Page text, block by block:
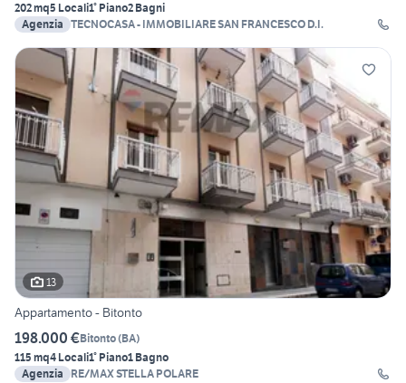
202 mq5 Locali1° Piano2 Bagni
Agenzia TECNOCASA - IMMOBILIARE SAN FRANCESCO D.I.
13
Appartamento - Bitonto
198.000 €Bitonto(BA)
115 mq4 Locali1° Piano1 Bagno
Agenzia
RE/MAX STELLA POLARE